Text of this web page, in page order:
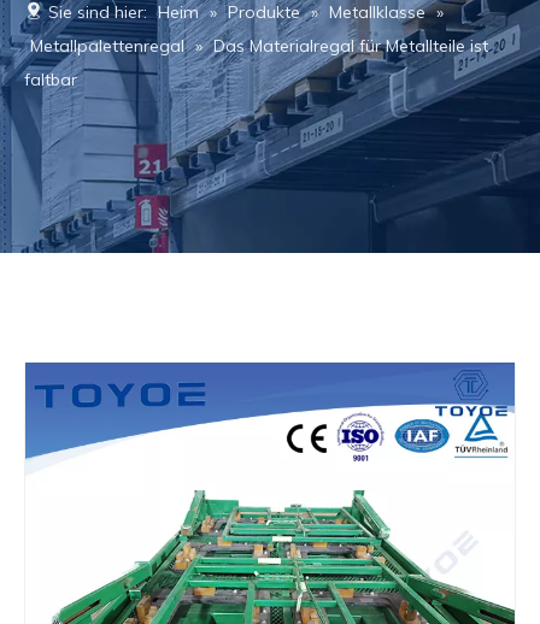
Sie sind hier: Heim » Produkte » Metallklasse »
Metallpalettenregal » Das Materialregal für Metallteile ist
faltbar